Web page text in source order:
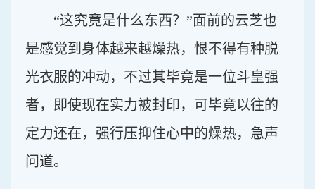
“这究竟是什么东西？”面前的云芝也
是感觉到身体越来越燥热，恨不得有种脱
光衣服的冲动，不过其毕竟是一位斗皇强
者，即使现在实力被封印，可毕竟以往的
定力还在，强行压抑住心中的燥热，急声
问道。